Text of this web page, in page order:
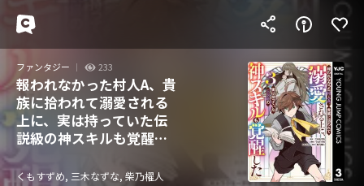
ファンタジー 233
報われなかった村人A、貴
族に拾われて溺愛される
上に、実は持っていた伝
説級の神スキルも覚醒し
くもすずめ, 三木なずな, 柴乃櫂人